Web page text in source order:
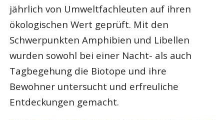
jährlich von Umweltfachleuten auf ihren
ökologischen Wert geprüft. Mit den
Schwerpunkten Amphibien und Libellen
wurden sowohl bei einer Nacht- als auch
Tagbegehung die Biotope und ihre
Bewohner untersucht und erfreuliche
Entdeckungen gemacht.